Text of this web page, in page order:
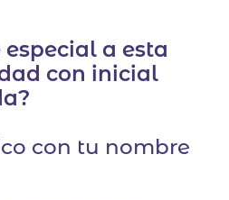
especial a esta
con inicial
con tu nombre